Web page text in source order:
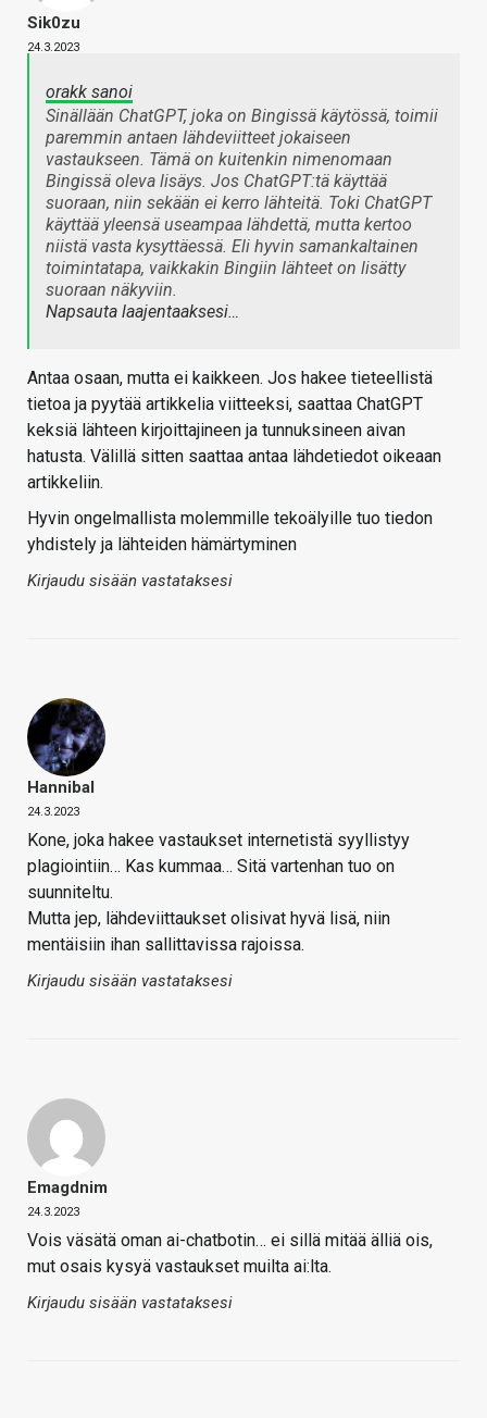
Sik0zu
24.3.2023
orakk sanoi
Sinällään ChatGPT, joka on Bingissä käytössä, toimii
paremmin antaen lähdeviitteet jokaiseen
vastaukseen. Tämä on kuitenkin nimenomaan
Bingissä oleva lisäys. Jos ChatGPT:tä käyttää
suoraan, niin sekään ei kerro lähteitä. Toki ChatGPT
käyttää yleensä useampaa lähdettä, mutta kertoo
niistä vasta kysyttäessä. Eli hyvin samankaltainen
toimintatapa, vaikkakin Bingiin lähteet on lisätty
suoraan näkyviin.
Napsauta laajentaaksesi…
Antaa osaan, mutta ei kaikkeen. Jos hakee tieteellistä
tietoa ja pyytää artikkelia viitteeksi, saattaa ChatGPT
keksiä lähteen kirjoittajineen ja tunnuksineen aivan
hatusta. Välillä sitten saattaa antaa lähdetiedot oikeaan
artikkeliin.
Hyvin ongelmallista molemmille tekoälyille tuo tiedon
yhdistely ja lähteiden hämärtyminen
Kirjaudu sisään vastataksesi
Hannibal
24.3.2023
Kone, joka hakee vastaukset internetistä syyllistyy
plagiointiin… Kas kummaa… Sitä vartenhan tuo on
suunniteltu.
Mutta jep, lähdeviittaukset olisivat hyvä lisä, niin
mentäisiin ihan sallittavissa rajoissa.
Kirjaudu sisään vastataksesi
Emagdnim
24.3.2023
Vois väsätä oman ai-chatbotin… ei sillä mitää älliä ois,
mut osais kysyä vastaukset muilta ai:lta.
Kirjaudu sisään vastataksesi